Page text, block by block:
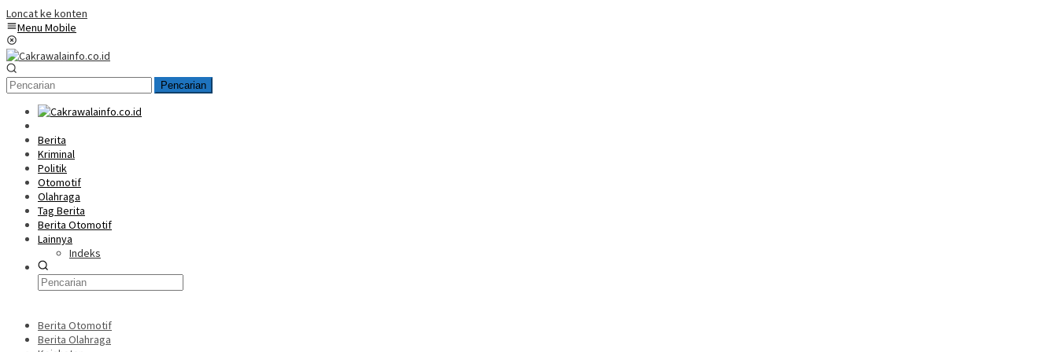
Loncat ke konten
Menu Mobile
Pencarian
Berita
Kriminal
Politik
Otomotif
Olahraga
Tag Berita
Berita Otomotif
Lainnya
Indeks
Berita Otomotif
Berita Olahraga